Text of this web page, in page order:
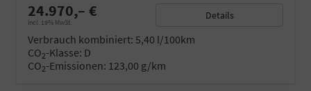
24.970,– €
incl. 19% MwSt.
Details
Verbrauch kombiniert: 5,40 l/100km
CO2-Klasse: D
CO2-Emissionen: 123,00 g/km